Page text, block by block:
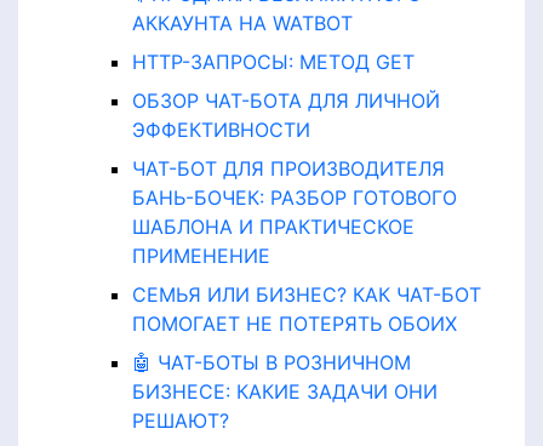
АККАУНТА НА WATBOT
HTTP-ЗАПРОСЫ: МЕТОД GET
ОБЗОР ЧАТ-БОТА ДЛЯ ЛИЧНОЙ
ЭФФЕКТИВНОСТИ
ЧАТ-БОТ ДЛЯ ПРОИЗВОДИТЕЛЯ
БАНЬ-БОЧЕК: РАЗБОР ГОТОВОГО
ШАБЛОНА И ПРАКТИЧЕСКОЕ
ПРИМЕНЕНИЕ
СЕМЬЯ ИЛИ БИЗНЕС? КАК ЧАТ-БОТ
ПОМОГАЕТ НЕ ПОТЕРЯТЬ ОБОИХ
🤖 ЧАТ-БОТЫ В РОЗНИЧНОМ
БИЗНЕСЕ: КАКИЕ ЗАДАЧИ ОНИ
РЕШАЮТ?